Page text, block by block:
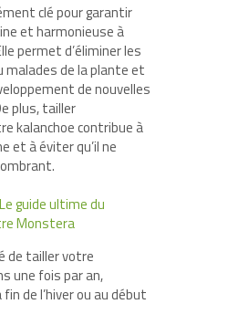
clé pour garantir
et harmonieuse à
permet d’éliminer les
de la plante et
de nouvelles
plus, tailler
kalanchoe contribue à
et à éviter qu’il ne
Le guide ultime du
Monstera
de tailler votre
une fois par an,
de l’hiver ou au début